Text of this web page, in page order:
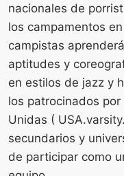
nacionales de
los campamentos
campistas
aptitudes y
en estilos de jazz y
los patrocinados
Unidas (
secundarios y
de participar como